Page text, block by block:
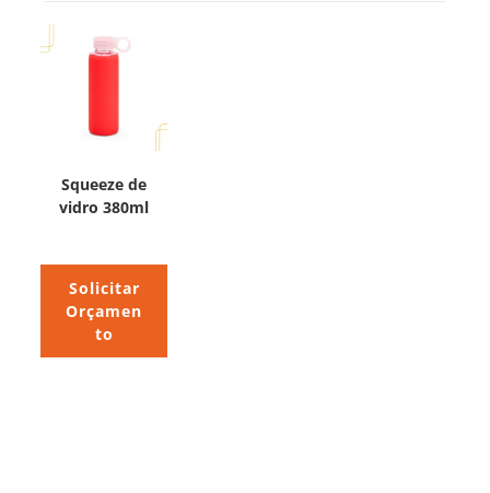
Squeeze de
vidro 380ml
Solicitar
Orçamen
to